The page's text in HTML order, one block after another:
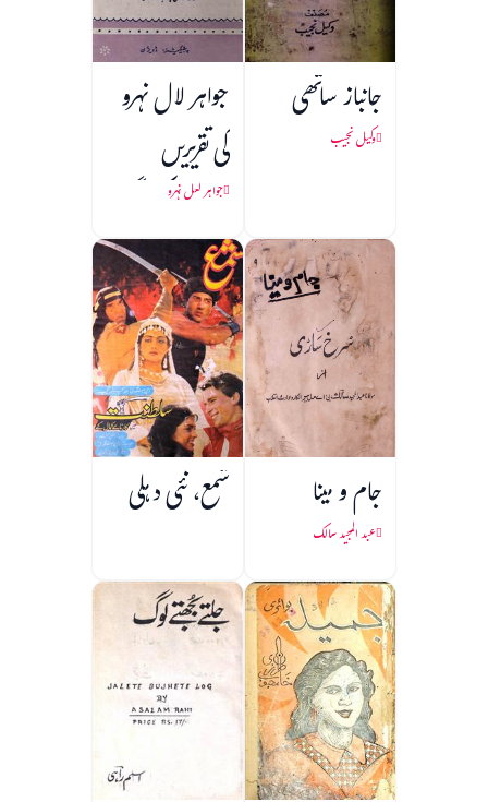
جانباز ساتھی
وکیل نجیب
جواہر لال نہرو
کی تقریریں
(1857 کی جنگ
آزادی)
جواہر لعل نہرو
جام و مینا
عبد المجید سالک
شمع، نئی دہلی